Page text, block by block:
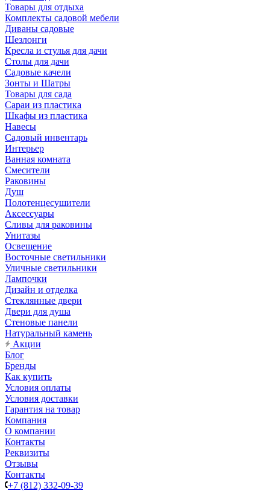
Товары для отдыха
Комплекты садовой мебели
Диваны садовые
Шезлонги
Кресла и стулья для дачи
Столы для дачи
Садовые качели
Зонты и Шатры
Товары для сада
Сараи из пластика
Шкафы из пластика
Навесы
Садовый инвентарь
Интерьер
Ванная комната
Смесители
Раковины
Душ
Полотенцесушители
Аксессуары
Сливы для раковины
Унитазы
Освещение
Восточные светильники
Уличные светильники
Лампочки
Дизайн и отделка
Стеклянные двери
Двери для душа
Стеновые панели
Натуральный камень
Акции
Блог
Бренды
Как купить
Условия оплаты
Условия доставки
Гарантия на товар
Компания
О компании
Контакты
Реквизиты
Отзывы
Контакты
+7 (812) 332-09-39